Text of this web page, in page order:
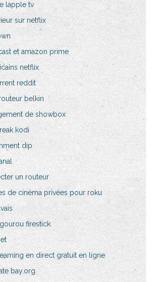
lapple tv
sur netflix
et amazon prime
netflix
reddit
belkin
de showbox
kodi
dip
un routeur
de cinéma privées pour roku
firestick
en direct gratuit en ligne
bay.org